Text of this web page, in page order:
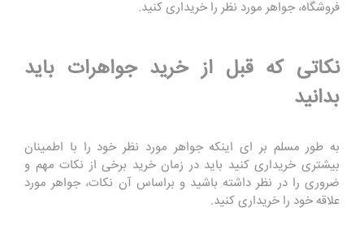
فروشگاه، جواهر مورد نظر را خریداری کنید.
نکاتی که قبل از خرید جواهرات باید
بدانید
به طور مسلم بر ای اینکه جواهر مورد نظر خود را با اطمینان
بیشتری خریداری کنید باید در زمان خرید برخی از نکات مهم و
ضروری را در نظر داشته باشید و براساس آن نکات، جواهر مورد
علاقه خود را خریداری کنید.